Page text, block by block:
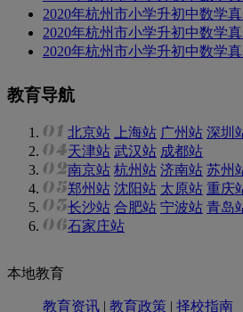
2020年杭州市小学升初中数学
2020年杭州市小学升初中数学
2020年杭州市小学升初中数学
教育导航
北京站 上海站 广州站 深圳
天津站 武汉站 成都站
南京站 杭州站 济南站 苏州
郑州站 沈阳站 太原站 重庆
长沙站 合肥站 宁波站 青岛
石家庄站
本地教育
教育资讯 | 教育政策 | 择校指南